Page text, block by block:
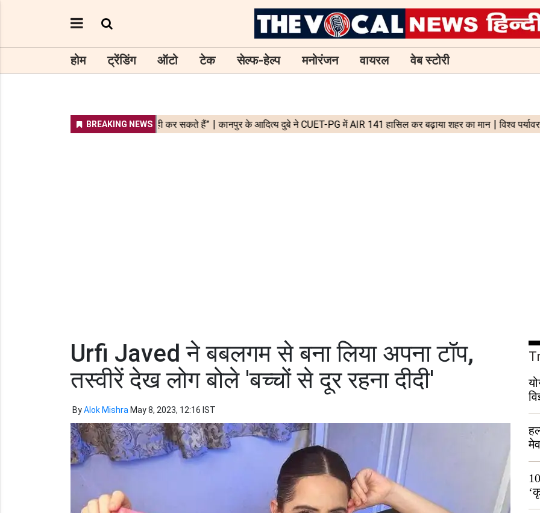
होम ट्रेंडिंग ऑटो टेक सेल्फ-हेल्प मनोरंजन वायरल वेब स्टोरी
Urfi Javed ने बबलगम से बना लिया अपना टॉप,
तस्वीरें देख लोग बोले 'बच्चों से दूर रहना दीदी'
ByAlok Mishra May 8, 2023, 12:16 IST